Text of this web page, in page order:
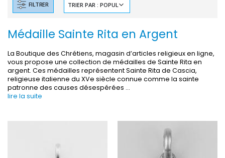
FILTRER
Médaille Sainte Rita en Argent
La Boutique des Chrétiens, magasin d’articles religieux en ligne,
vous propose une collection de médailles de Sainte Rita en
argent. Ces médailles représentent Sainte Rita de Cascia,
religieuse italienne du XVe siècle connue comme la sainte
patronne des causes désespérées ...
lire la suite